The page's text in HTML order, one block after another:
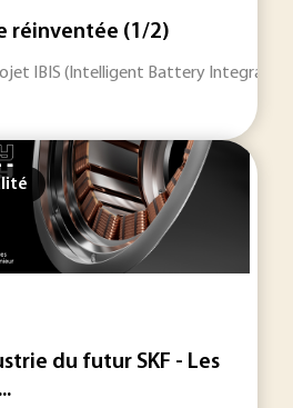
réinventée (1/2)
IBIS (Intelligent Battery
du futur SKF - Les